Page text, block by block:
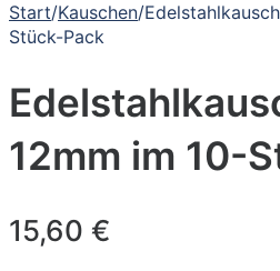
Start/Kauschen/
Stück-Pack
12mm im 10-
15,60 €